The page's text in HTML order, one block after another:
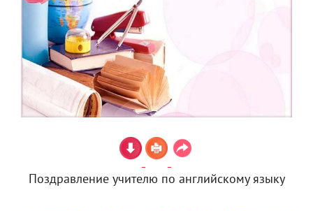
Поздравление учителю по английскому языку